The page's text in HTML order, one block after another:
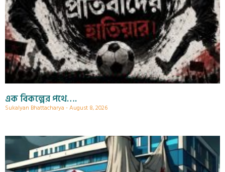
এক বিকল্পের পথে….
Sukalyan Bhattacharya August 8, 2026